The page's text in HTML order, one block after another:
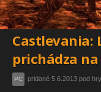
Castlevania:
prichádza na
PC pridané 5.6.2013 pod hry